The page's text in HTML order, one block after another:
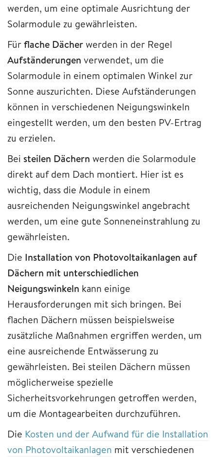
werden, um eine optimale Ausrichtung der
Solarmodule zu gewährleisten.
Fürflache Dächerwerden in der Regel
Aufständerungen verwendet, um die
Solarmodule in einem optimalen Winkel zur
Sonne auszurichten. Diese Aufständerungen
können in verschiedenen Neigungswinkeln
eingestellt werden, um den besten PV-Ertrag
zu erzielen.
Bei steilen Dächern werden die Solarmodule
direkt auf dem Dach montiert. Hier ist es
wichtig, dass die Module in einem
ausreichenden Neigungswinkel angebracht
werden, um eine gute Sonneneinstrahlung zu
gewährleisten.
Die Installation von Photovoltaikanlagen auf
Dächern mit unterschiedlichen
Neigungswinkeln kann einige
Herausforderungen mit sich bringen. Bei
flachen Dächern müssen beispielsweise
zusätzliche Maßnahmen ergriffen werden, um
eine ausreichende Entwässerung zu
gewährleisten. Bei steilen Dächern müssen
möglicherweise spezielle
Sicherheitsvorkehrungen getroffen werden,
um die Montagearbeiten durchzuführen.
Die Kosten und der Aufwand für die Installation
von Photovoltaikanlagen mit verschiedenen